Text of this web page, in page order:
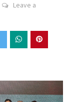
Leave a